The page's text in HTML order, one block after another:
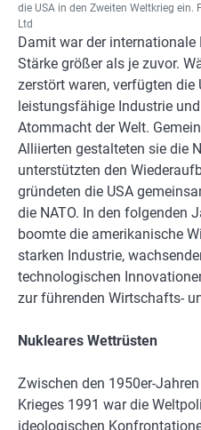
die USA in den Zweiten Weltkrieg ein.
Ltd
Damit war der
Stärke größer als je zuvor.
zerstört waren, verfügten die
leistungsfähige Industrie
Atommacht der Welt.
Alliierten gestalteten sie die
unterstützten den
gründeten die USA
die NATO. In den folgenden
boomte die amerikanische
starken Industrie,
technologischen
zur führenden Wirtschafts-
Nukleares Wettrüsten
Zwischen den 1950er-
Krieges 1991 war die
ideologischen